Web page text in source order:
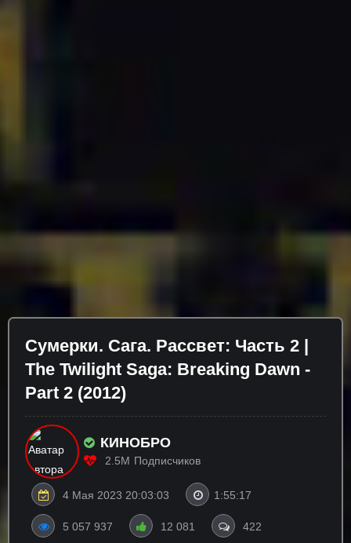
Сумерки. Сага. Рассвет: Часть 2 |
The Twilight Saga: Breaking Dawn -
Part 2 (2012)
КИНОБРО
2.5M Подписчиков
4 Мая 2023 20:03:03 1:55:17
5 057 937 12 081 422